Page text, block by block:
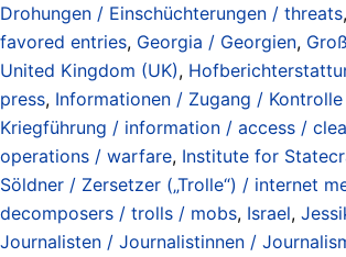
Drohungen / Einschüchterungen / threats,
favored entries, Georgia / Georgien,
United Kingdom (UK),
press, Informationen / Zugang /
Kriegführung / information / access /
operations / warfare, Institute for
Söldner / Zersetzer („Trolle“) / internet
decomposers / trolls / mobs, Israel,
Journalisten / Journalistinnen /